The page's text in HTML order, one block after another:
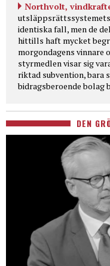
Northvolt,
identiska fall, men de
hittills haft mycket
morgondagens vinnare
styrmedlen visar sig
riktad subvention, bara
bidragsberoende bolag
DEN